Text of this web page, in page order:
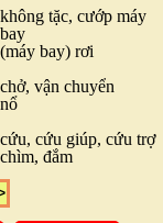
không tặc, cướp máy
bay
(máy bay) rơi
chở, vận chuyển
nổ
cứu, cứu giúp, cứu trợ
chìm, đắm